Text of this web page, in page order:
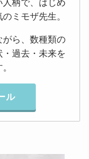
柄で、はじめ
ミモザ先生。
がら、数種類の
過去・未来を
ル